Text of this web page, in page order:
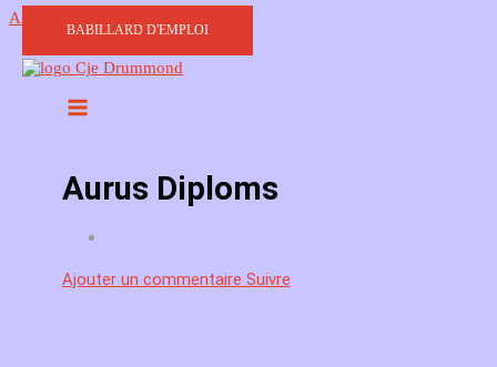
Aller au contenu
BABILLARD D'EMPLOI
Aurus Diploms
Ajouter un commentaire Suivre